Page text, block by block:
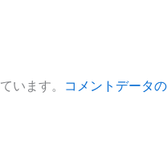
います。 コメントデータ